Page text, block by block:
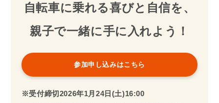
自転車に乗れる喜びと自信を、
親子で一緒に手に入れよう！
参加申し込みはこちら
※受付締切2026年1月24日(土)16:00